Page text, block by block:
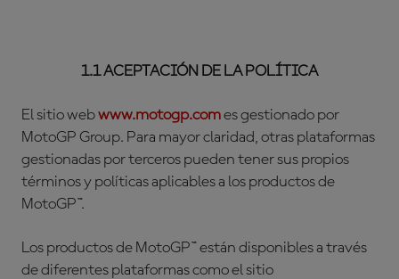
1.1 ACEPTACIÓN DE LA POLÍTICA
El sitio webwww.motogp.comes gestionado por
MotoGP Group. Para mayor claridad, otras plataformas
gestionadas por terceros pueden tener sus propios
términos y políticas aplicables a los productos de
MotoGP™.
Los productos de MotoGP™ están disponibles a través
de diferentes plataformas como el sitio